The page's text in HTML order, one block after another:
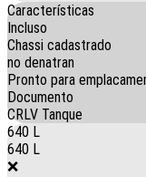
Características
Incluso
Chassi cadastrado
no denatran
Pronto para
Documento
CRLV Tanque
640 L
640 L
❌